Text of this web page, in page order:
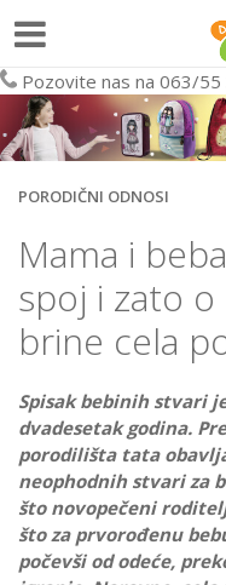
Pozovite nas na 063/
PORODIČNI ODNOSI
Mama i
spoj i zato
brine cela
Spisak bebinih stvari
dvadesetak godina.
porodilišta tata
neophodnih stvari za
što novopečeni
što za prvorođenu
počevši od odeće,